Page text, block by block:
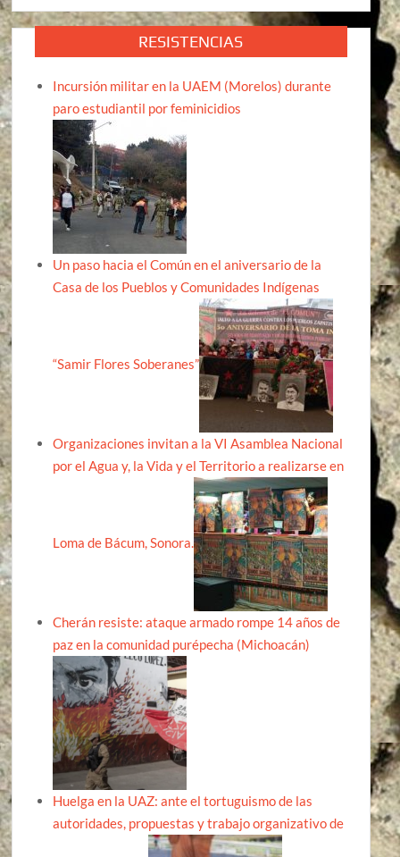
RESISTENCIAS
Incursión militar en la UAEM (Morelos) durante
paro estudiantil por feminicidios
Un paso hacia el Común en el aniversario de la
Casa de los Pueblos y Comunidades Indígenas
“Samir Flores Soberanes”
Organizaciones invitan a la VI Asamblea Nacional
por el Agua y, la Vida y el Territorio a realizarse en
Loma de Bácum, Sonora.
Cherán resiste: ataque armado rompe 14 años de
paz en la comunidad purépecha (Michoacán)
Huelga en la UAZ: ante el tortuguismo de las
autoridades, propuestas y trabajo organizativo de